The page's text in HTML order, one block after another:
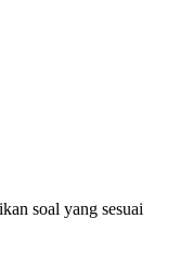
soal yang sesuai